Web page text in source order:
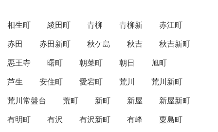
相生町 綾田町 青柳 青柳新
赤江町
赤田
赤田新町 秋ケ島 秋吉
秋吉新町
悪王寺
曙町 朝菜町 朝日
旭町
芦生
安住町 愛宕町 荒川
荒川新町
荒川常盤台
荒町 新町 新屋
新屋新町
有明町
有沢 有沢新町 有峰
粟島町